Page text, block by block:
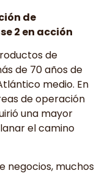
de
2 en acción
de
de 70 años de
medio. En
de operación
una mayor
el camino
negocios, muchos